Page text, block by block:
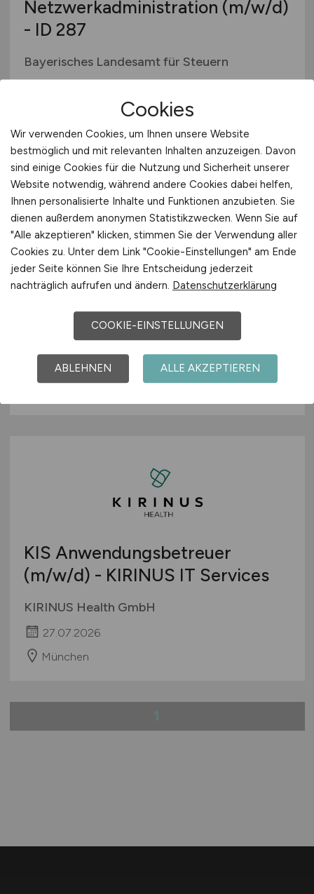
Netzwerkadministration (m/w/d)
- ID 287
Bayerisches Landesamt für Steuern
Nürnberg, München, Neustadt a. d. Aisch oder
Mitarbeitender IT-Support
(m/w/d)- ID 285
Bayerisches Landesamt für Steuern
29.07.2026
KIS Anwendungsbetreuer
(m/w/d) - KIRINUS IT Services
KIRINUS Health GmbH
27.07.2026
München
Cookies
Wir verwenden Cookies, um Ihnen unsere Website
bestmöglich und mit relevanten Inhalten anzuzeigen. Davon
sind einige Cookies für die Nutzung und Sicherheit unserer
Website notwendig, während andere Cookies dabei helfen,
Ihnen personalisierte Inhalte und Funktionen anzubieten. Sie
dienen außerdem anonymen Statistikzwecken. Wenn Sie auf
"Alle akzeptieren" klicken, stimmen Sie der Verwendung aller
Cookies zu. Unter dem Link "Cookie-Einstellungen" am Ende
jeder Seite können Sie Ihre Entscheidung jederzeit
nachträglich aufrufen und ändern. Datenschutzerklärung
COOKIE-EINSTELLUNGEN
ABLEHNEN ALLE AKZEPTIEREN